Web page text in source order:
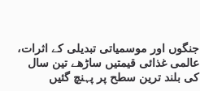
جنگوں اور موسمیاتی تبدیلی کے اثرات،
عالمی غذائی قیمتیں ساڑھے تین سال
کی بلند ترین سطح پر پہنچ گئیں